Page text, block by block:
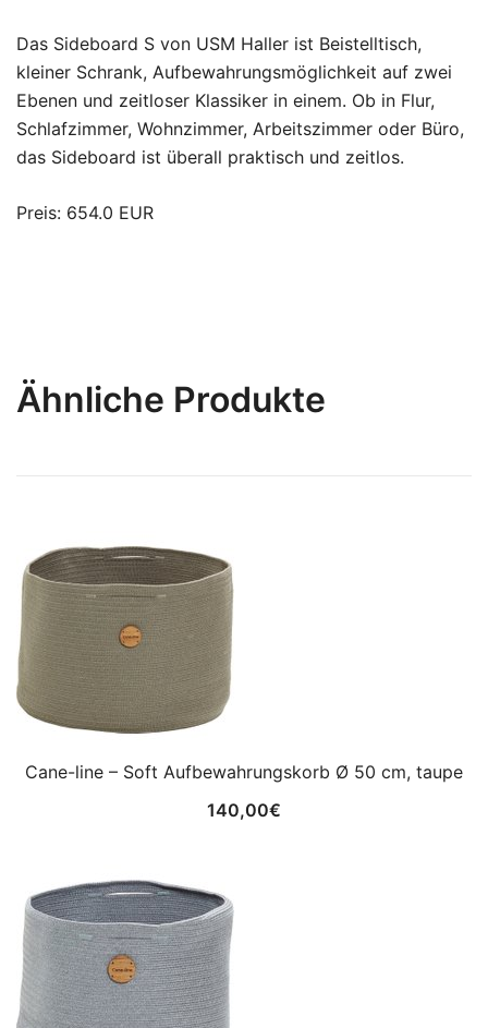
Das Sideboard S von USM Haller ist Beistelltisch,
kleiner Schrank, Aufbewahrungsmöglichkeit auf zwei
Ebenen und zeitloser Klassiker in einem. Ob in Flur,
Schlafzimmer, Wohnzimmer, Arbeitszimmer oder Büro,
das Sideboard ist überall praktisch und zeitlos.
Preis: 654.0 EUR
Ähnliche Produkte
Cane-line – Soft Aufbewahrungskorb Ø 50 cm, taupe
140,00€